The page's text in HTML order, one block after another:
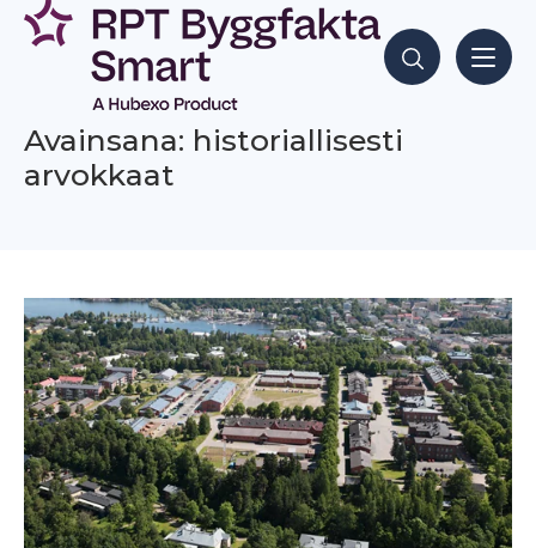
Siirry
sisältöön
Hae sisältöjä
Avainsana: historiallisesti
arvokkaat